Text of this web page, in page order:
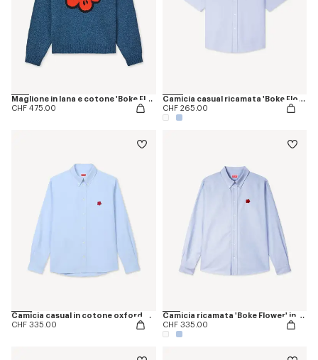
Maglione in lana e cotone 'Boke Flower'
CHF 475.00
Camicia casual ricamata 'Boke Flower'
CHF 265.00
Camicia casual in cotone oxford con ricamo 'Boke Flower'
CHF 335.00
Camicia ricamata 'Boke Flower' in cotone oxford
CHF 335.00